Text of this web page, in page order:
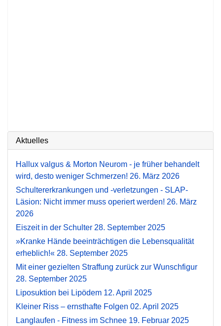
Aktuelles
Hallux valgus & Morton Neurom - je früher behandelt
wird, desto weniger Schmerzen! 26. März 2026
Schultererkrankungen und -verletzungen - SLAP-
Läsion: Nicht immer muss operiert werden! 26. März
2026
Eiszeit in der Schulter 28. September 2025
»Kranke Hände beeinträchtigen die Lebensqualität
erheblich!« 28. September 2025
Mit einer gezielten Straffung zurück zur Wunschfigur
28. September 2025
Liposuktion bei Lipödem 12. April 2025
Kleiner Riss – ernsthafte Folgen 02. April 2025
Langlaufen - Fitness im Schnee 19. Februar 2025